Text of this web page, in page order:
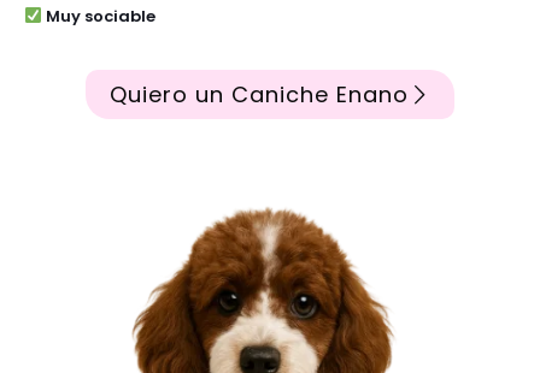
Muy sociable
Quiero un Caniche Enano